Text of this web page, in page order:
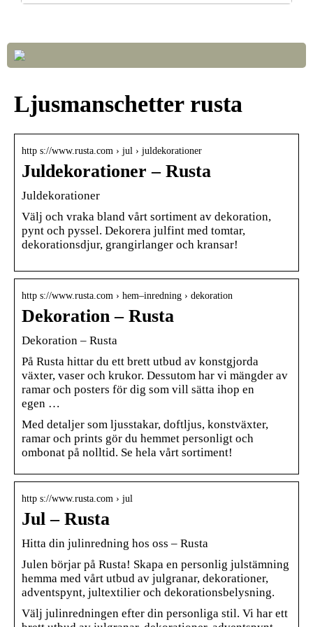
Ljusmanschetter rusta
http s://www.rusta.com › jul › juldekorationer
Juldekorationer – Rusta
Juldekorationer
Välj och vraka bland vårt sortiment av dekoration,
pynt och pyssel. Dekorera julfint med tomtar,
dekorationsdjur, grangirlanger och kransar!
http s://www.rusta.com › hem–inredning › dekoration
Dekoration – Rusta
Dekoration – Rusta
På Rusta hittar du ett brett utbud av konstgjorda
växter, vaser och krukor. Dessutom har vi mängder av
ramar och posters för dig som vill sätta ihop en
egen …
Med detaljer som ljusstakar, doftljus, konstväxter,
ramar och prints gör du hemmet personligt och
ombonat på nolltid. Se hela vårt sortiment!
http s://www.rusta.com › jul
Jul – Rusta
Hitta din julinredning hos oss – Rusta
Julen börjar på Rusta! Skapa en personlig julstämning
hemma med vårt utbud av julgranar, dekorationer,
adventspynt, jultextilier och dekorationsbelysning.
Välj julinredningen efter din personliga stil. Vi har ett